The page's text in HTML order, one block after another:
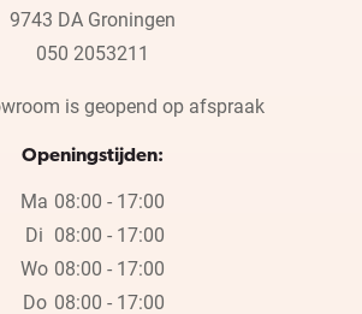
9743 DA Groningen
050 2053211
is geopend op afspraak
Openingstijden:
Ma 08:00 - 17:00
Di 08:00 - 17:00
Wo 08:00 - 17:00
Do 08:00 - 17:00